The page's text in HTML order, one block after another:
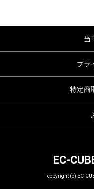
当
プラ
特定商
EC-
copyright (c) EC-